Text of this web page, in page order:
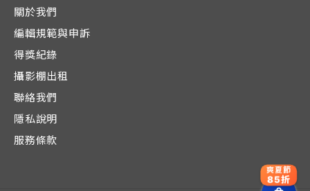
關於我們
編輯規範與申訴
得獎紀錄
攝影棚出租
聯絡我們
隱私說明
服務條款
爽夏節
85折